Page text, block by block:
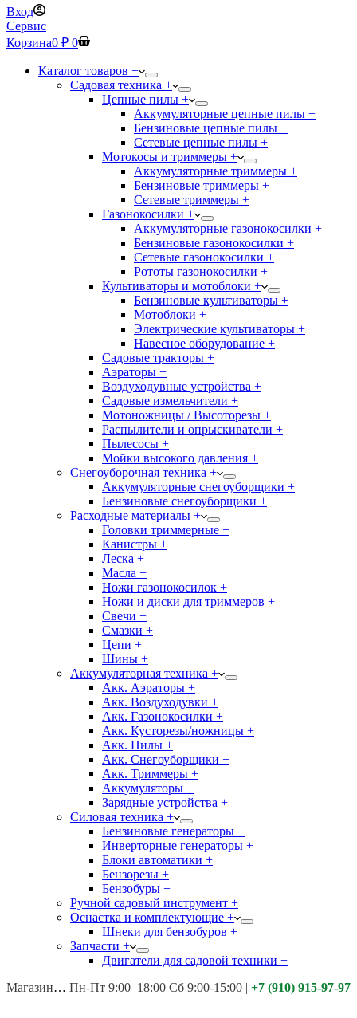
Вход
Сервис
Корзина0 ₽ 0
Каталог товаров +
Садовая техника +
Цепные пилы +
Аккумуляторные цепные пилы +
Бензиновые цепные пилы +
Сетевые цепные пилы +
Мотокосы и триммеры +
Аккумуляторные триммеры +
Бензиновые триммеры +
Сетевые триммеры +
Газонокосилки +
Аккумуляторные газонокосилки +
Бензиновые газонокосилки +
Сетевые газонокосилки +
Рототы газонокосилки +
Культиваторы и мотоблоки +
Бензиновые культиваторы +
Мотоблоки +
Электрические культиваторы +
Навесное оборудование +
Садовые тракторы +
Аэраторы +
Воздуходувные устройства +
Садовые измельчители +
Мотоножницы / Высоторезы +
Распылители и опрыскиватели +
Пылесосы +
Мойки высокого давления +
Снегоуборочная техника +
Аккумуляторные снегоуборщики +
Бензиновые снегоуборщики +
Расходные материалы +
Головки триммерные +
Канистры +
Леска +
Масла +
Ножи газонокосилок +
Ножи и диски для триммеров +
Свечи +
Смазки +
Цепи +
Шины +
Аккумуляторная техника +
Акк. Аэраторы +
Акк. Воздуходувки +
Акк. Газонокосилки +
Акк. Кусторезы/ножницы +
Акк. Пилы +
Акк. Снегоуборщики +
Акк. Триммеры +
Аккумуляторы +
Зарядные устройства +
Силовая техника +
Бензиновые генераторы +
Инверторные генераторы +
Блоки автоматики +
Бензорезы +
Бензобуры +
Ручной садовый инструмент +
Оснастка и комплектующие +
Шнеки для бензобуров +
Запчасти +
Двигатели для садовой техники +
Магазины: Калуга ул. Московская д.113
Пн-Пт 9:00–18:00 Сб 9:00-15:00 | +7 (910) 915-97-97